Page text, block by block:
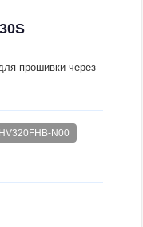
прошивки через
HV320FHB-N00